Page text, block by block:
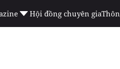
Hội đồng chuyên gia